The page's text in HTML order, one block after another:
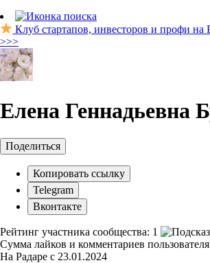
Клуб стартапов, инвесторов и профи на
>>>
Елена Геннадьевна
Поделиться
Копировать ссылку
Telegram
Вконтакте
Рейтинг участника сообщества: 1
Сумма лайков и комментариев пользователя
На Радаре с 23.01.2024